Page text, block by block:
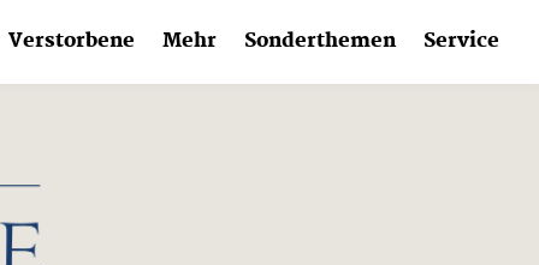
Verstorbene Mehr Sonderthemen Service